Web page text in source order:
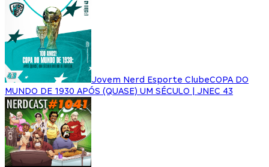
Jovem Nerd Esporte ClubeCOPA DO
MUNDO DE 1930 APÓS (QUASE) UM SÉCULO | JNEC 43